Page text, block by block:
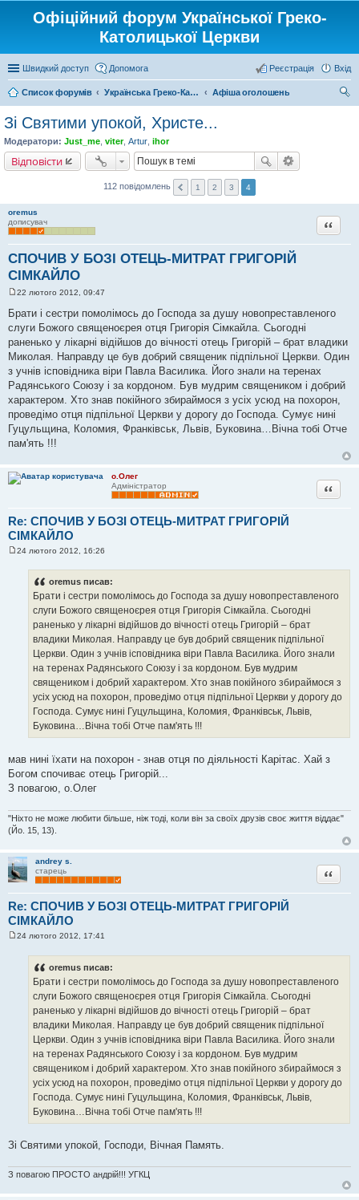
Офіційний форум Української Греко-
Католицької Церкви
Швидкий доступ Допомога Вхід
Реєстрація
Список форумів Українська Греко-Католицька Церква
Афіша оголошень
Зі Святими упокой, Христе...
Модератори: Just_me viter, Artur ihor
Відповісти
112 повідомлень 1 2 3 4
oremus
дописувач
СПОЧИВ У БОЗІ ОТЕЦЬ-МИТРАТ ГРИГОРІЙ
СІМКАЙЛО
Цитата
в
і
о
м
е
н
я
22 лютого 2012, 09:47
Брати і сестри помолімось до Господа за душу новопреставленого
слуги Божого священоєрея отця Григорія Сімкайла. Сьогодні
раненько у лікарні відійшов до вічності отець Григорій – брат владики
Миколая. Направду це був добрий священик підпільної Церкви. Один
з учнів ісповідника віри Павла Василика. Його знали на теренах
Радянського Союзу і за кордоном. Був мудрим священиком і добрий
характером. Хто знав покійного збираймося з усіх усюд на похорон,
проведімо отця підпільної Церкви у дорогу до Господа. Сумує нині
Гуцульщина, Коломия, Франківськ, Львів, Буковина…Вічна тобі Отче
пам'ять !!!
о.Олег
Адміністратор
Re: СПОЧИВ У БОЗІ ОТЕЦЬ-МИТРАТ ГРИГОРІЙ
СІМКАЙЛО
Цитата
24 лютого 2012, 16:26
oremus писав:
Брати і сестри помолімось до Господа за душу новопреставленого
слуги Божого священоєрея отця Григорія Сімкайла. Сьогодні
раненько у лікарні відійшов до вічності отець Григорій – брат
владики Миколая. Направду це був добрий священик підпільної
Церкви. Один з учнів ісповідника віри Павла Василика. Його знали
на теренах Радянського Союзу і за кордоном. Був мудрим
священиком і добрий характером. Хто знав покійного збираймося з
усіх усюд на похорон, проведімо отця підпільної Церкви у дорогу до
Господа. Сумує нині Гуцульщина, Коломия, Франківськ, Львів,
Буковина…Вічна тобі Отче пам'ять !!!
мав нині їхати на похорон - знав отця по діяльності Карітас. Хай з
Богом спочиває отець Григорій...
З повагою, о.Олег
"Ніхто не може любити більше, ніж тоді, коли він за своїх друзів своє життя віддає"
(Йо. 15, 13).
andrey s.
старець
Re: СПОЧИВ У БОЗІ ОТЕЦЬ-МИТРАТ ГРИГОРІЙ
СІМКАЙЛО
Цитата
24 лютого 2012, 17:41
oremus писав:
Брати і сестри помолімось до Господа за душу новопреставленого
слуги Божого священоєрея отця Григорія Сімкайла. Сьогодні
раненько у лікарні відійшов до вічності отець Григорій – брат
владики Миколая. Направду це був добрий священик підпільної
Церкви. Один з учнів ісповідника віри Павла Василика. Його знали
на теренах Радянського Союзу і за кордоном. Був мудрим
священиком і добрий характером. Хто знав покійного збираймося з
усіх усюд на похорон, проведімо отця підпільної Церкви у дорогу до
Господа. Сумує нині Гуцульщина, Коломия, Франківськ, Львів,
Буковина…Вічна тобі Отче пам'ять !!!
Зі Святими упокой, Господи, Вічная Память.
З повагою ПРОСТО андрій!!! УГКЦ